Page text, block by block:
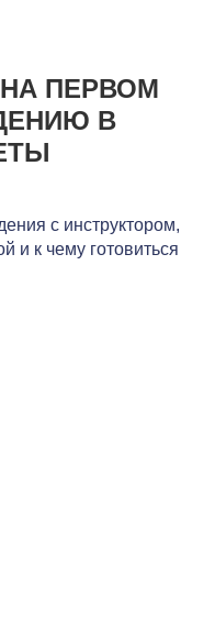
ПЕРВОМ
В
с инструктором,
и к чему готовиться